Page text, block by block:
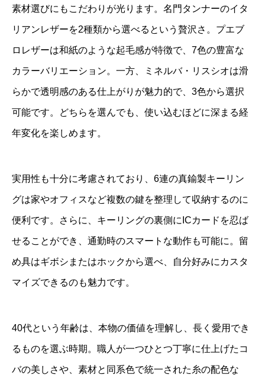
素材選びにもこだわりが光ります。名門タンナーのイタ
リアンレザーを2種類から選べるという贅沢さ。プエブ
ロレザーは和紙のような起毛感が特徴で、7色の豊富な
カラーバリエーション。一方、ミネルバ・リスシオは滑
らかで透明感のある仕上がりが魅力的で、3色から選択
可能です。どちらを選んでも、使い込むほどに深まる経
年変化を楽しめます。
実用性も十分に考慮されており、6連の真鍮製キーリン
グは家やオフィスなど複数の鍵を整理して収納するのに
便利です。さらに、キーリングの裏側にICカードを忍ば
せることができ、通勤時のスマートな動作も可能に。留
め具はギボシまたはホックから選べ、自分好みにカスタ
マイズできるのも魅力です。
40代という年齢は、本物の価値を理解し、長く愛用でき
るものを選ぶ時期。職人が一つひとつ丁寧に仕上げたコ
バの美しさや、素材と同系色で統一された糸の配色な